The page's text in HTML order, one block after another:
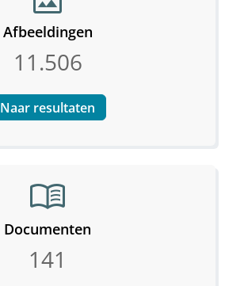
Afbeeldingen
11.506
Naar resultaten
menu_book
Documenten
141